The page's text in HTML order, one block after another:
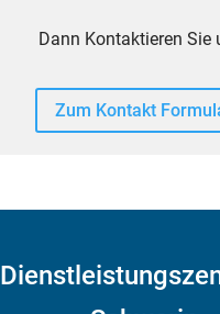
Dann Kontaktieren Sie
Zum Kontakt